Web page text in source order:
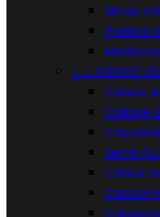
Miras
Pontos
  ARMAS
Canos
Calibre
Semi-
Canos